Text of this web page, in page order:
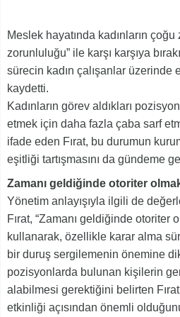
Meslek hayatında kadınların
zorunluluğu” ile karşı karşıya
sürecin kadın çalışanlar üzerinde
kaydetti.
Kadınların görev aldıkları
etmek için daha fazla çaba sarf
ifade eden Fırat, bu durumun
eşitliği tartışmasını da gündeme
Zamanı geldiğinde otoriter
Yönetim anlayışıyla ilgili de
Fırat, “Zamanı geldiğinde otoriter
kullanarak, özellikle karar alma
bir duruş sergilemenin önemine
pozisyonlarda bulunan kişilerin
alabilmesi gerektiğini belirten
etkinliği açısından önemli